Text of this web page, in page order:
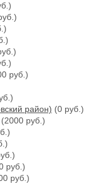
руб.)
район) (0 руб.)
(2000 руб.)
руб.)
руб.)